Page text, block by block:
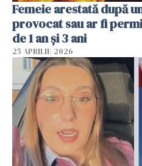
Femeie arestată după
provocat sau ar fi
de 1 an și 3 ani
25 APRILIE 2026